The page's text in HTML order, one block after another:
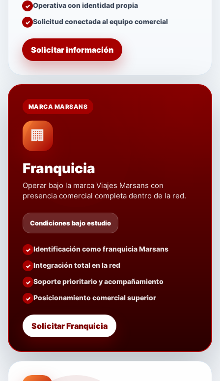
Operativa con identidad propia
Solicitud conectada al equipo comercial
Solicitar información
MARCA MARSANS
🏢
Franquicia
Operar bajo la marca Viajes Marsans con
presencia comercial completa dentro de la red.
Condiciones bajo estudio
Identificación como franquicia Marsans
Integración total en la red
Soporte prioritario y acompañamiento
Posicionamiento comercial superior
Solicitar Franquicia